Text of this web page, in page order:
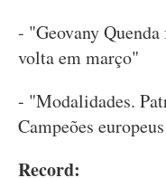
- "Geovany
volta em março"
- "Modalidades.
Campeões
Record: